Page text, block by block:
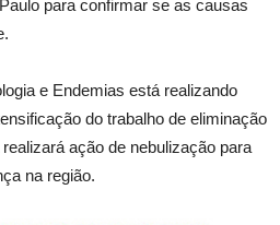
para confirmar se as causas
e Endemias está realizando
do trabalho de eliminação
ação de nebulização para
na região.